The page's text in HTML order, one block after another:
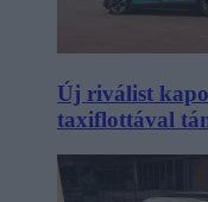
Új riválist
taxiflottával